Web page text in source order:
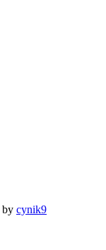
by cynik9